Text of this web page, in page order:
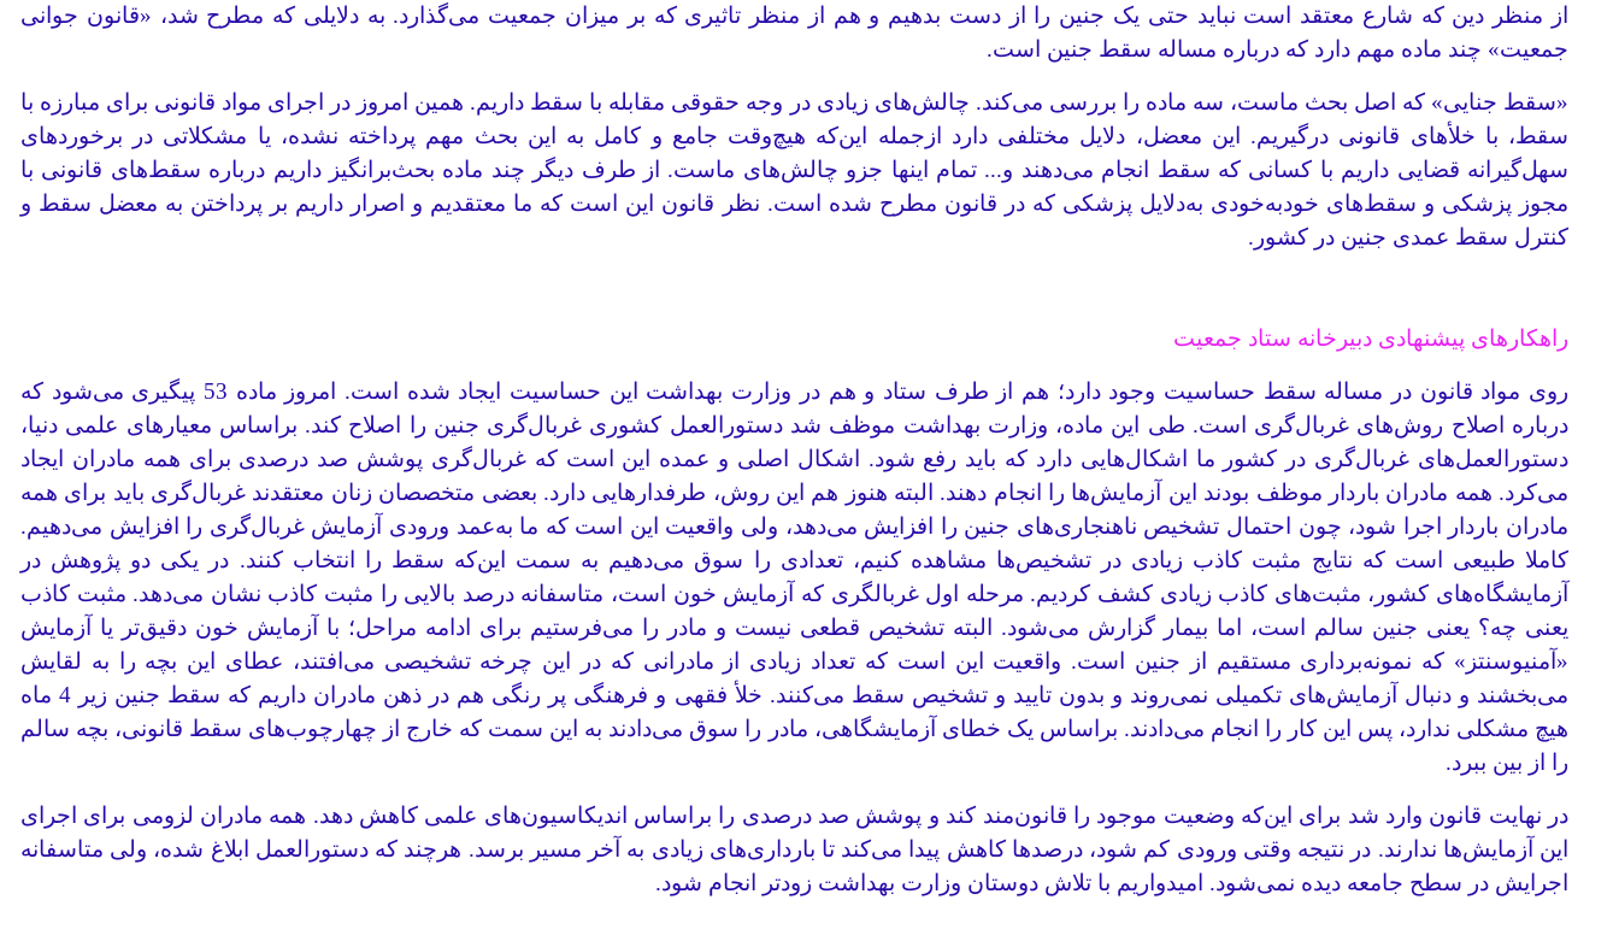
از منظر دین که شارع معتقد است نباید حتی یک جنین را از دست بدهیم و هم از منظر تاثیری که بر میزان جمعیت می‌گذارد. به دلایلی که مطرح شد، «قانون جوانی
جمعیت» چند ماده مهم دارد که درباره مساله سقط جنین است.
«سقط جنایی» که اصل بحث ماست، سه ماده را بررسی می‌کند. چالش‌های زیادی در وجه حقوقی مقابله با سقط داریم. همین امروز در اجرای مواد قانونی برای مبارزه با
سقط، با خلأهای قانونی درگیریم. این معضل، دلایل مختلفی دارد ازجمله این‌که هیچ‌وقت جامع و کامل به این بحث مهم پرداخته نشده، یا مشکلاتی در برخوردهای
سهل‌گیرانه قضایی داریم با کسانی که سقط انجام می‌دهند و... تمام اینها جزو چالش‌های ماست. از طرف دیگر چند ماده بحث‌برانگیز داریم درباره سقط‌های قانونی با
مجوز پزشکی و سقط‌های خودبه‌خودی به‌دلایل پزشکی که در قانون مطرح شده است. نظر قانون این است که ما معتقدیم و اصرار داریم بر پرداختن به معضل سقط و
کنترل سقط عمدی جنین در کشور.
راهکارهای پیشنهادی دبیرخانه ستاد جمعیت
روی مواد قانون در مساله سقط حساسیت وجود دارد؛ هم از طرف ستاد و هم در وزارت بهداشت این حساسیت ایجاد شده است. امروز ماده 53 پیگیری می‌شود که
درباره اصلاح روش‌های غربال‌گری است. طی این ماده، وزارت بهداشت موظف شد دستورالعمل کشوری غربال‌گری جنین را اصلاح کند. براساس معیارهای علمی دنیا،
دستورالعمل‌های غربال‌گری در کشور ما اشکال‌هایی دارد که باید رفع شود. اشکال اصلی و عمده این است که غربال‌گری پوشش صد درصدی برای همه مادران ایجاد
می‌کرد. همه مادران باردار موظف بودند این آزمایش‌ها را انجام دهند. البته هنوز هم این روش، طرفدارهایی دارد. بعضی متخصصان زنان معتقدند غربال‌گری باید برای همه
مادران باردار اجرا شود، چون احتمال تشخیص ناهنجاری‌های جنین را افزایش می‌دهد، ولی واقعیت این است که ما به‌عمد ورودی آزمایش غربال‌گری را افزایش می‌دهیم.
کاملا طبیعی است که نتایج مثبت‌ کاذب زیادی در تشخیص‌ها مشاهده کنیم، تعدادی را سوق می‌دهیم به سمت این‌که سقط را انتخاب کنند. در یکی دو پژوهش‌ در
آزمایشگاه‌های کشور، مثبت‌های کاذب زیادی کشف کردیم. مرحله اول غربالگری که آزمایش خون است، متاسفانه درصد بالایی را مثبت‌ کاذب نشان می‌دهد. مثبت کاذب
یعنی چه؟ یعنی جنین سالم است، اما بیمار گزارش می‌شود. البته تشخیص قطعی نیست و مادر را می‌فرستیم برای ادامه مراحل؛ با آزمایش خون دقیق‌تر یا آزمایش
«آمنیوسنتز» که نمونه‌برداری مستقیم از جنین است. واقعیت این است که تعداد زیادی از مادرانی که در این چرخه تشخیصی می‌افتند، عطای این بچه را به لقایش
می‌بخشند و دنبال آزمایش‌های تکمیلی نمی‌روند و بدون تایید و تشخیص سقط می‌کنند. خلأ فقهی و فرهنگی پر رنگی هم در ذهن مادران داریم که سقط جنین زیر 4 ماه
هیچ مشکلی ندارد، پس این کار را انجام می‌دادند. براساس یک خطای آزمایشگاهی، مادر را سوق می‌دادند به این سمت ‌که خارج از چهارچوب‌های سقط قانونی، بچه سالم
را از بین ببرد.
در نهایت قانون وارد شد برای این‌که وضعیت موجود را قانون‌مند کند و پوشش صد درصدی را براساس اندیکاسیون‌های علمی کاهش دهد. همه مادران لزومی برای اجرای
این آزمایش‌ها ندارند. در نتیجه وقتی ورودی کم شود، درصدها کاهش پیدا می‌کند تا بارداری‌های زیادی به آخر مسیر برسد. هرچند که دستورالعمل ابلاغ شده، ولی متاسفانه
اجرایش در سطح جامعه دیده نمی‌شود. امیدواریم با تلاش دوستان وزارت بهداشت زودتر انجام شود.